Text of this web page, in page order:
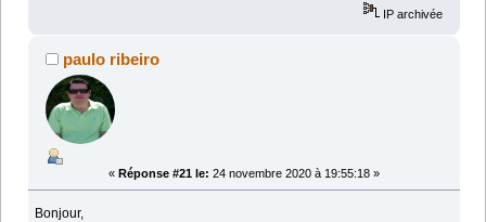
IP archivée
paulo ribeiro
« Réponse #21 le: 24 novembre 2020 à 19:55:18 »
Bonjour,